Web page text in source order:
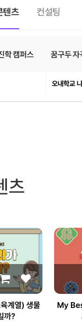
텐츠
학 캠퍼스 꿈구두 자
컨설팅
오내학교
츠
계열) 생물
까?
My